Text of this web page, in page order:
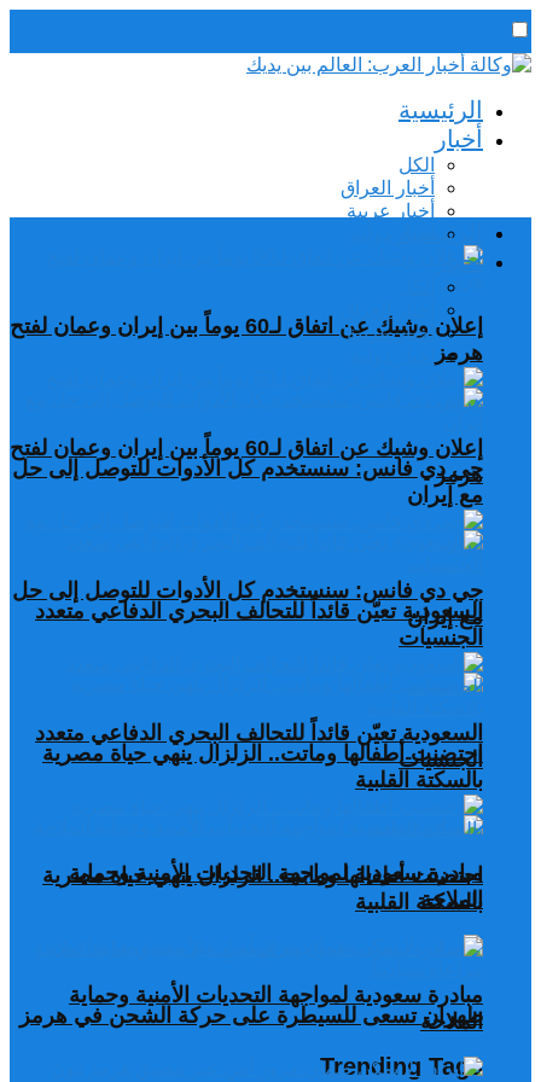
رئيس التحرير / د. اسماعيل الجنابي
الجمعة,7 أغسطس, 2026الرئيسية
أخبار
الكل
أخبار العراق
أخبار عربية
إعلان وشيك عن اتفاق لـ60 يوماً بين إيران وعمان لفتح
هرمز
جي دي فانس: سنستخدم كل الأدوات للتوصل إلى حل
مع إيران
السعودية تعيّن قائداً للتحالف البحري الدفاعي متعدد
الجنسيات
احتضنت أطفالها وماتت.. الزلزال ينهي حياة مصرية
بالسكتة القلبية
مبادرة سعودية لمواجهة التحديات الأمنية وحماية
الملاحة
طهران تسعى للسيطرة على حركة الشحن في هرمز
Trending Tags
الرئيسية
أخبار
أخبار عربية
إعلان وشيك عن اتفاق لـ60 يوماً بين إيران وعمان لفتح
هرمز
جي دي فانس: سنستخدم كل الأدوات للتوصل إلى حل
مع إيران
السعودية تعيّن قائداً للتحالف البحري الدفاعي متعدد
الجنسيات
احتضنت أطفالها وماتت.. الزلزال ينهي حياة مصرية
بالسكتة القلبية
مبادرة سعودية لمواجهة التحديات الأمنية وحماية
الملاحة